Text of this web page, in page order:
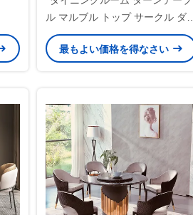
ル マルブル トップ サークル ダイ
ニングテーブル 磨き
最もよい価格を得なさい